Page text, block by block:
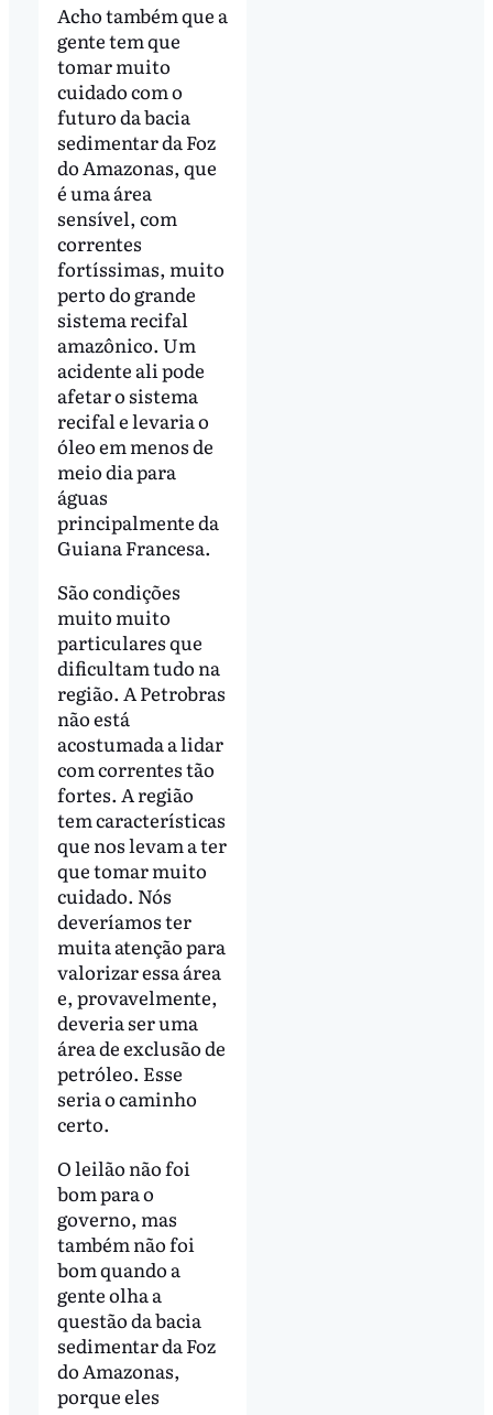
Acho também que a
gente tem que
tomar muito
cuidado com o
futuro da bacia
sedimentar da Foz
do Amazonas, que
é uma área
sensível, com
correntes
fortíssimas, muito
perto do grande
sistema recifal
amazônico. Um
acidente ali pode
afetar o sistema
recifal e levaria o
óleo em menos de
meio dia para
águas
principalmente da
Guiana Francesa.
São condições
muito muito
particulares que
dificultam tudo na
região. A Petrobras
não está
acostumada a lidar
com correntes tão
fortes. A região
tem características
que nos levam a ter
que tomar muito
cuidado. Nós
deveríamos ter
muita atenção para
valorizar essa área
e, provavelmente,
deveria ser uma
área de exclusão de
petróleo. Esse
seria o caminho
certo.
O leilão não foi
bom para o
governo, mas
também não foi
bom quando a
gente olha a
questão da bacia
sedimentar da Foz
do Amazonas,
porque eles